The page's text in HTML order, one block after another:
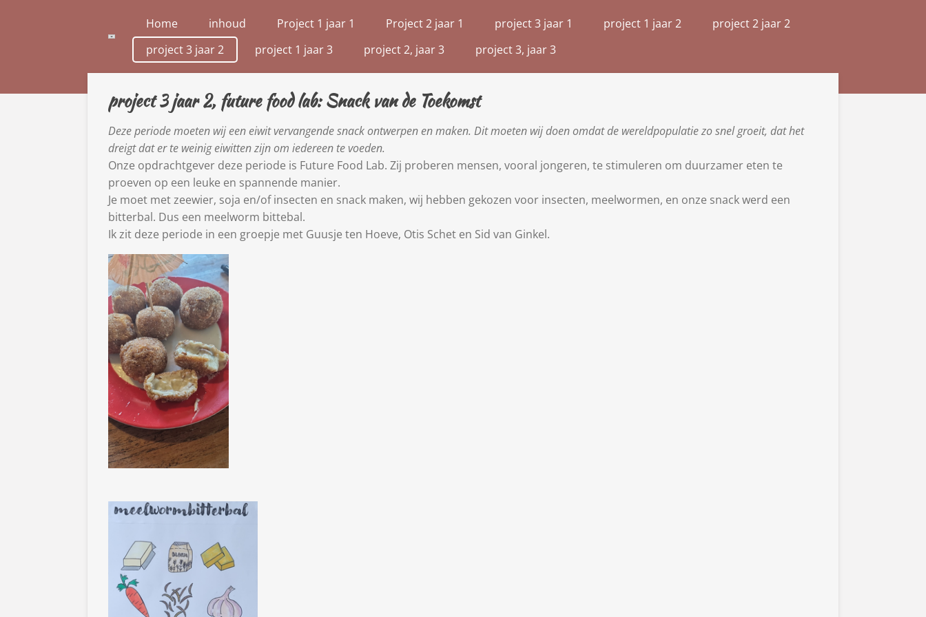
Home inhoud Project 1 jaar 1 Project 2 jaar 1 project 3 jaar 1 project 1 jaar 2
project 2 jaar 2
project 3 jaar 2
project 1 jaar 3 project 2, jaar 3 project 3, jaar 3
project 3 jaar 2, future food lab: Snack van de Toekomst
Deze periode moeten wij een eiwit vervangende snack ontwerpen en maken. Dit moeten wij doen omdat de wereldpopulatie zo snel groeit, dat het
dreigt dat er te weinig eiwitten zijn om iedereen te voeden.
Onze opdrachtgever deze periode is Future Food Lab. Zij proberen mensen, vooral jongeren, te stimuleren om duurzamer eten te
proeven op een leuke en spannende manier.
Je moet met zeewier, soja en/of insecten en snack maken, wij hebben gekozen voor insecten, meelwormen, en onze snack werd een
bitterbal. Dus een meelworm bittebal.
Ik zit deze periode in een groepje met Guusje ten Hoeve, Otis Schet en Sid van Ginkel.